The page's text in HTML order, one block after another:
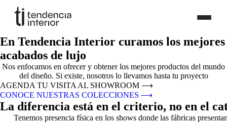
En Tendencia Interior curamos los mejores
acabados de lujo
Nos enfocamos en ofrecer y obtener los mejores productos del mundo
del diseño. Si existe, nosotros lo llevamos hasta tu proyecto
AGENDA TU VISITA AL SHOWROOM ⟶
CONOCE NUESTRAS COLECCIONES ⟶
La diferencia está en el criterio, no en el
Tenemos presencia física en los shows donde las fábricas